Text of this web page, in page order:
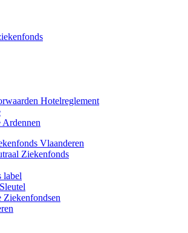
Hotelreglement
Ardennen